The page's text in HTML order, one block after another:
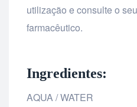
utilização e consulte o
farmacêutico.
Ingredientes:
AQUA / WATER